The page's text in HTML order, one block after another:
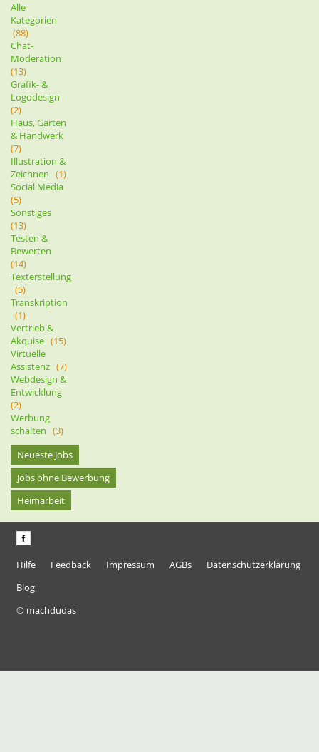
Alle
Kategorien
(88)
Chat-
Moderation
(13)
Grafik- &
Logodesign
(2)
Haus, Garten
& Handwerk
(7)
Illustration &
Zeichnen (1)
Social Media
(5)
Sonstiges
(13)
Testen &
Bewerten
(14)
Texterstellung
(5)
Transkription
(1)
Vertrieb &
Akquise (15)
Virtuelle
Assistenz (7)
Webdesign &
Entwicklung
(2)
Werbung
schalten (3)
Neueste Jobs
Jobs ohne Bewerbung
Heimarbeit
Hilfe Feedback Impressum AGBs
Datenschutzerklärung
Blog
© machdudas